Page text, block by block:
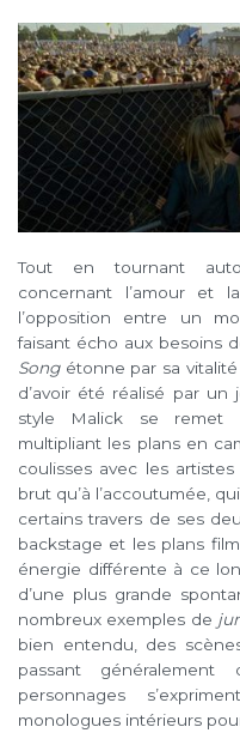
Tout en tournant
concernant l’amour et
l’opposition entre un
faisant écho aux besoins
Songétonne par sa vitalité
d’avoir été réalisé par un
style Malick se remet
multipliant les plans en
coulisses avec les
brut qu’à l’accoutumée,
certains travers de ses
backstage et les plans
énergie différente à ce
d’une plus grande
nombreux exemples de
bien entendu, des
passant
personnages
monologues intérieurs